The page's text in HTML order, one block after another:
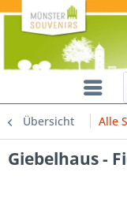
Übersicht Alle
Giebelhaus -